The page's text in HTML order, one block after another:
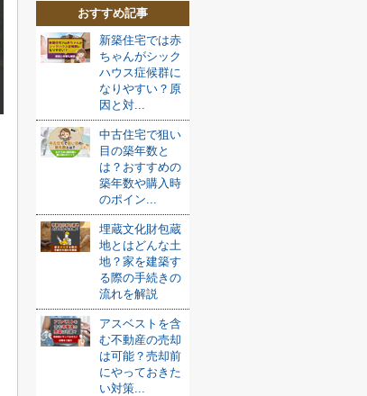
おすすめ記事
新築住宅では赤
ちゃんがシック
ハウス症候群に
なりやすい？原
因と対...
中古住宅で狙い
目の築年数と
は？おすすめの
築年数や購入時
のポイン...
埋蔵文化財包蔵
地とはどんな土
地？家を建築す
る際の手続きの
流れを解説
アスベストを含
む不動産の売却
は可能？売却前
にやっておきた
い対策...